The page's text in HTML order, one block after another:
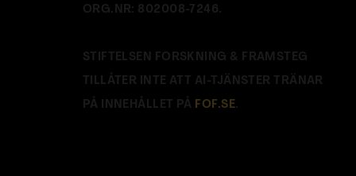
ORG.NR: 802008-7246.
STIFTELSEN FORSKNING & FRAMSTEG
TILLÅTER INTE ATT AI-TJÄNSTER TRÄNAR
PÅ INNEHÅLLET PÅ FOF.SE.